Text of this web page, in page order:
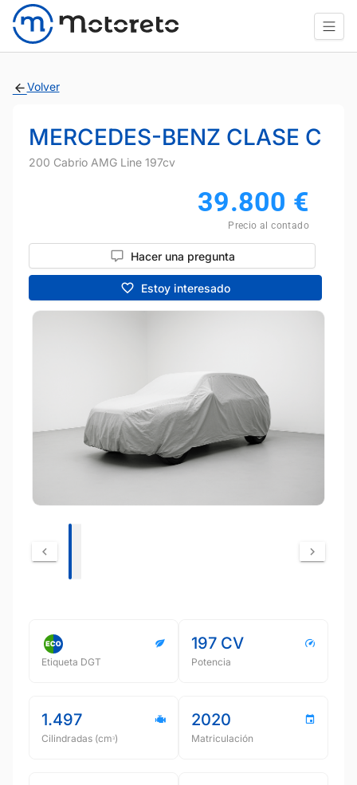
Volver
MERCEDES-BENZ CLASE C
200 Cabrio AMG Line 197cv
39.800 €
Precio al contado
Hacer una pregunta
Estoy interesado
Etiqueta DGT
197 CV
Potencia
1.497
Cilindradas (cmᵌ)
2020
Matriculación